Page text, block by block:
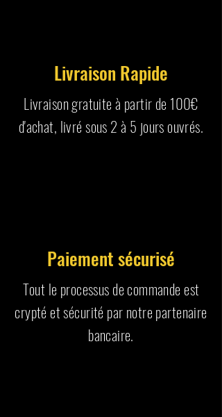
Livraison Rapide
Livraison gratuite à partir de 100€
d'achat, livré sous 2 à 5 jours ouvrés.
Paiement sécurisé
Tout le processus de commande est
crypté et sécurité par notre partenaire
bancaire.